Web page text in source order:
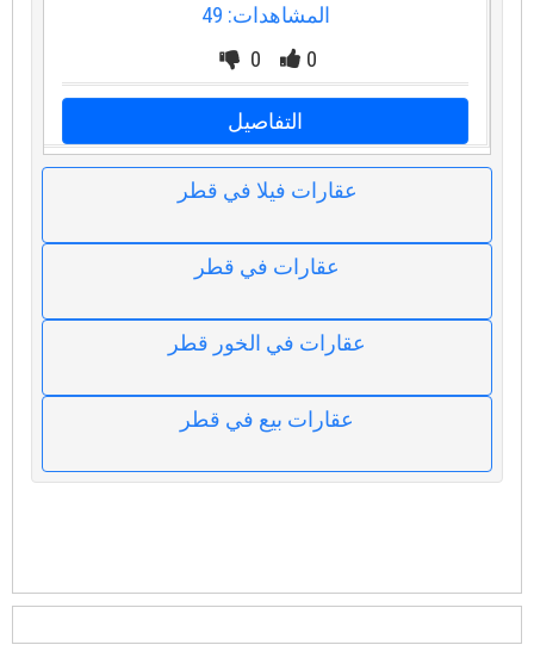
المشاهدات: 49
0
0
التفاصيل
عقارات فيلا في قطر
عقارات في قطر
عقارات في الخور قطر
عقارات بيع في قطر